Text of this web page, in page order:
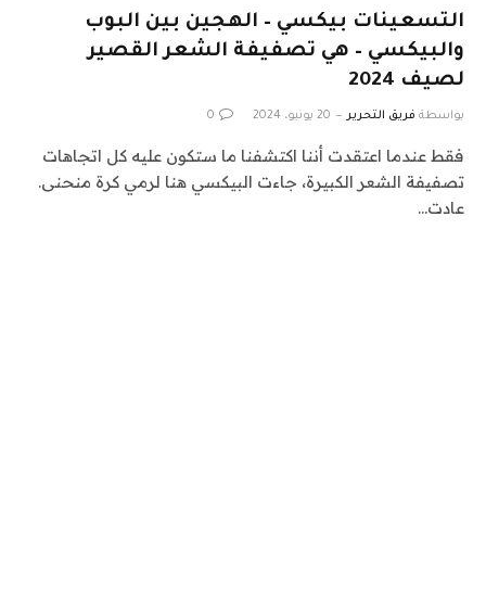
التسعينات بيكسي – الهجين بين البوب ​​
والبيكسي – هي تصفيفة الشعر القصير
لصيف 2024
بواسطة فريق التحرير 20 يونيو، 2024 0
فقط عندما اعتقدت أننا اكتشفنا ما ستكون عليه كل اتجاهات
تصفيفة الشعر الكبيرة، جاءت البيكسي هنا لرمي كرة منحنى.
عادت…